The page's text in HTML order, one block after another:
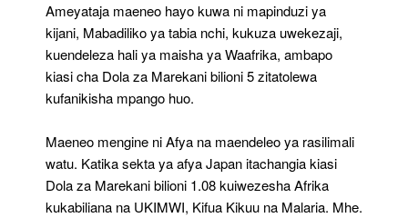
Ameyataja maeneo hayo kuwa ni mapinduzi ya
kijani, Mabadiliko ya tabia nchi, kukuza uwekezaji,
kuendeleza hali ya maisha ya Waafrika, ambapo
kiasi cha Dola za Marekani bilioni 5 zitatolewa
kufanikisha mpango huo.
Maeneo mengine ni Afya na maendeleo ya rasilimali
watu. Katika sekta ya afya Japan itachangia kiasi
Dola za Marekani bilioni 1.08 kuiwezesha Afrika
kukabiliana na UKIMWI, Kifua Kikuu na Malaria. Mhe.